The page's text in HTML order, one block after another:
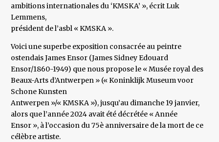
ambitions internationales du ‘KMSKA’ », écrit Luk
Lemmens,
président de l’asbl « KMSKA ».
Voici une superbe exposition consacrée au peintre
ostendais James Ensor (James Sidney Edouard
Ensor/1860-1949) que nous propose le « Musée royal des
Beaux-Arts d’Antwerpen » (« Koninklijk Museum voor
Schone Kunsten
Antwerpen »/« KMSKA »), jusqu’au dimanche 19 janvier,
alors que l’année 2024 avait été décrétée « Année
Ensor », à l’occasion du 75è anniversaire de la mort de ce
célèbre artiste.